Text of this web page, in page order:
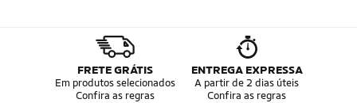
FRETE GRÁTIS
Em produtos selecionados
Confira as regras
ENTREGA EXPRESSA
A partir de 2 dias úteis
Confira as regras